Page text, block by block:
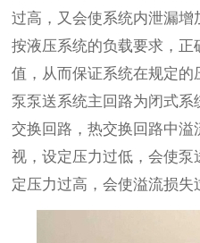
过高，又会使系统内泄漏
按液压系统的负载要求，
值，从而保证系统在规定
泵泵送系统主回路为闭式
交换回路，热交换回路中
视，设定压力过低，会使
定压力过高，会使溢流损失